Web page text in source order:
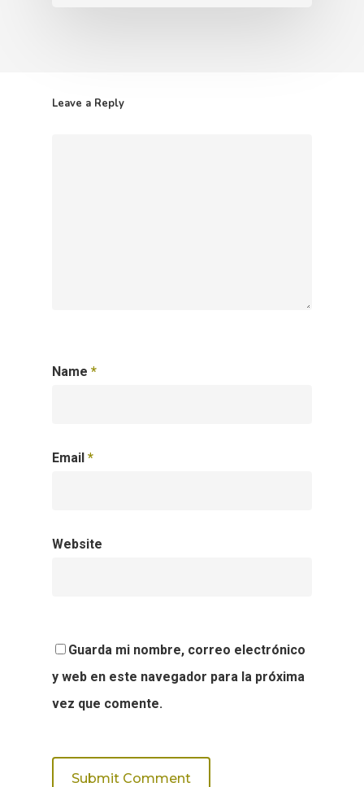
Leave a Reply
Name *
Email *
Website
Guarda mi nombre, correo electrónico
y web en este navegador para la próxima
vez que comente.